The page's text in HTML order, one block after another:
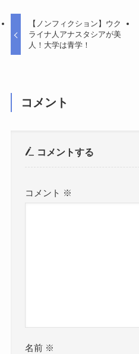
【ノンフィクション】ウク
ライナ人アナスタシアが美
人！大学は青学！
コメント
コメントする
コメント ※
名前 ※